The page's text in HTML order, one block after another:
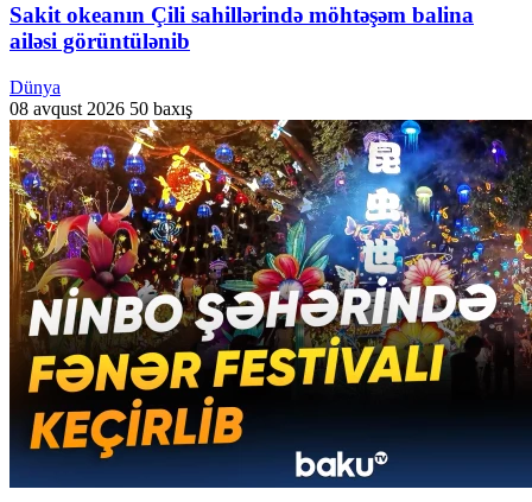
Sakit okeanın Çili sahillərində möhtəşəm balina
ailəsi görüntülənib
Dünya
08 avqust 2026 50 baxış